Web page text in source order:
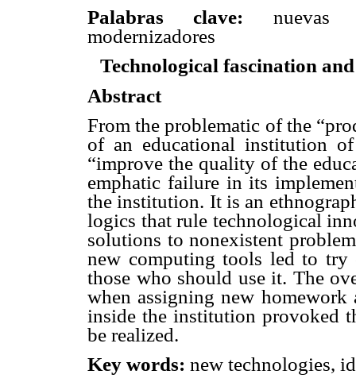
Palabras clave: nuevas
modernizadores
Technological fascination
Abstract
From the problematic of the
of an educational institution
“improve the quality of the
emphatic failure in its
the institution. It is an
logics that rule technological
solutions to nonexistent
new computing tools led to try
those who should use it. The
when assigning new
inside the institution provoked
be realized.
Key words: new technologies,